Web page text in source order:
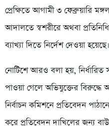
প্রেক্ষিতে আগামী ৩ ফেব্রুয়ারি
আদালতে স্বশরীরে অথবা
ব্যাখ্যা দিতে নির্দেশ দেওয়া হয়েছে।
নোটিশে আরও বলা হয়,
পাওয়া গেলে অভিযুক্তের বিরুদ্ধে
নির্বাচন কমিশনে প্রতিবেদন
করে প্রতিবেদন দাখিলের জন্য